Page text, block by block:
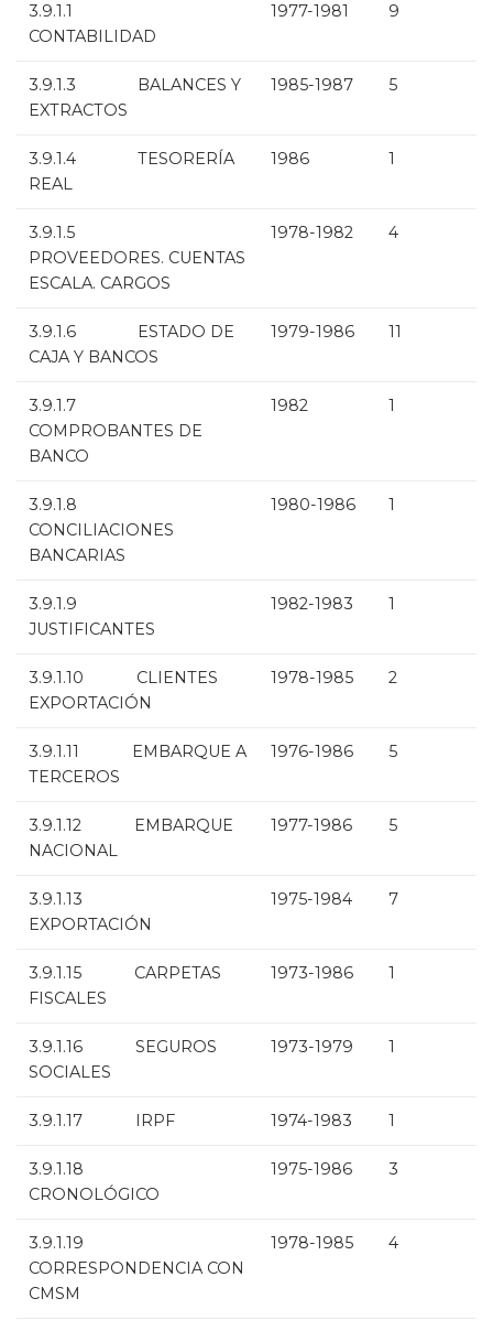
3.9.1.1
CONTABILIDAD
1977-1981 9
3.9.1.3 BALANCES Y
EXTRACTOS
1985-1987 5
3.9.1.4 TESORERÍA
REAL
1986 1
3.9.1.5
PROVEEDORES. CUENTAS
ESCALA. CARGOS
1978-1982 4
3.9.1.6 ESTADO DE
CAJA Y BANCOS
1979-1986 11
3.9.1.7
COMPROBANTES DE
BANCO
1982 1
3.9.1.8
CONCILIACIONES
BANCARIAS
1980-1986 1
3.9.1.9
JUSTIFICANTES
1982-1983 1
3.9.1.10 CLIENTES
EXPORTACIÓN
1978-1985 2
3.9.1.11 EMBARQUE A
TERCEROS
1976-1986 5
3.9.1.12 EMBARQUE
NACIONAL
1977-1986 5
3.9.1.13
EXPORTACIÓN
1975-1984 7
3.9.1.15 CARPETAS
FISCALES
1973-1986 1
3.9.1.16 SEGUROS
SOCIALES
1973-1979 1
3.9.1.17 IRPF 1974-1983 1
3.9.1.18
CRONOLÓGICO
1975-1986 3
3.9.1.19
CORRESPONDENCIA CON
CMSM
1978-1985 4